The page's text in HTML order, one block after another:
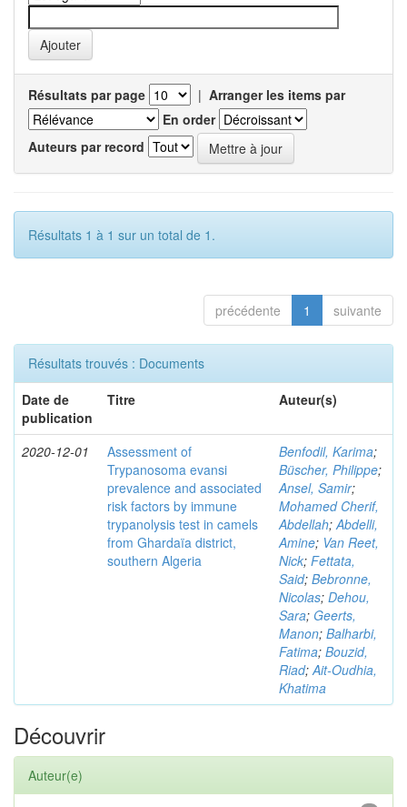
Résultats par page | Arranger les items par
En order
Auteurs par record
Résultats 1 à 1 sur un total de 1.
précédente 1 suivante
Résultats trouvés : Documents
Date de
publication
Titre Auteur(s)
2020-12-01
Assessment of
Trypanosoma evansi
prevalence and associated
risk factors by immune
trypanolysis test in camels
from Ghardaïa district,
southern Algeria
Benfodil, Karima;
Büscher, Philippe;
Ansel, Samir;
Mohamed Cherif,
Abdellah;Abdelli,
Amine; Van Reet,
Nick; Fettata,
Said; Bebronne,
Nicolas; Dehou,
Sara; Geerts,
Manon; Balharbi,
Fatima; Bouzid,
Riad;Ait-Oudhia,
Khatima
Découvrir
Auteur(e)